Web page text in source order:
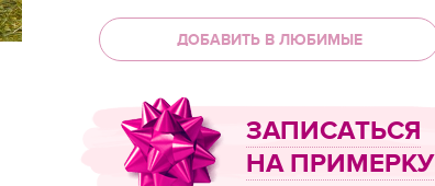
ДОБАВИТЬ В ЛЮБИМЫЕ
ЗАПИСАТЬСЯ
НА ПРИМЕРКУ